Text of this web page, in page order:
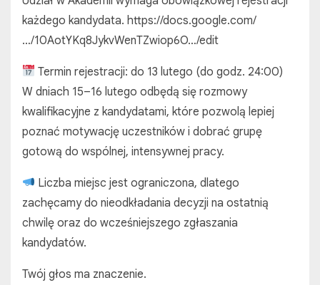
każdego kandydata. https://docs.google.com/
…/10AotYKq8JykvWenTZwiop6O…/edit
Termin rejestracji: do 13 lutego (do godz. 24:00)
W dniach 15–16 lutego odbędą się rozmowy
kwalifikacyjne z kandydatami, które pozwolą lepiej
poznać motywację uczestników i dobrać grupę
gotową do wspólnej, intensywnej pracy.
Liczba miejsc jest ograniczona, dlatego
zachęcamy do nieodkładania decyzji na ostatnią
chwilę oraz do wcześniejszego zgłaszania
kandydatów.
Twój głos ma znaczenie.